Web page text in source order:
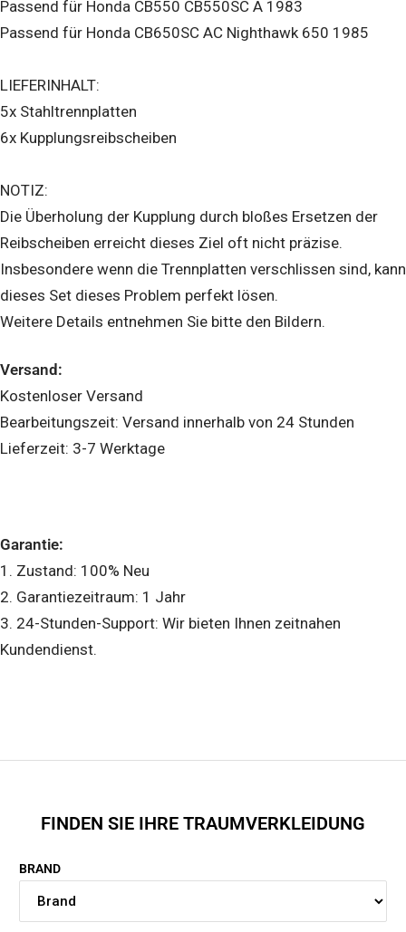
Passend für Honda CB550 CB550SC A 1983
Passend für Honda CB650SC AC Nighthawk 650 1985
LIEFERINHALT:
5x Stahltrennplatten
6x Kupplungsreibscheiben
NOTIZ:
Die Überholung der Kupplung durch bloßes Ersetzen der
Reibscheiben erreicht dieses Ziel oft nicht präzise.
Insbesondere wenn die Trennplatten verschlissen sind, kann
dieses Set dieses Problem perfekt lösen.
Weitere Details entnehmen Sie bitte den Bildern.
Versand:
Kostenloser Versand
Bearbeitungszeit: Versand innerhalb von 24 Stunden
Lieferzeit: 3-7 Werktage
Garantie:
1. Zustand: 100% Neu
2. Garantiezeitraum: 1 Jahr
3. 24-Stunden-Support: Wir bieten Ihnen zeitnahen
Kundendienst.
FINDEN SIE IHRE TRAUMVERKLEIDUNG
BRAND